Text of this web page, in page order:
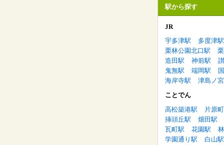
駅から探す
JR
宇多津駅
多度津駅
栗林公園北口駅
造田駅
神前駅
鬼無駅
端岡駅
海岸寺駅
津島ノ
ことでん
高松築港駅
片原
挿頭丘駅
畑田駅
瓦町駅
花園駅
学園通り駅
白山駅